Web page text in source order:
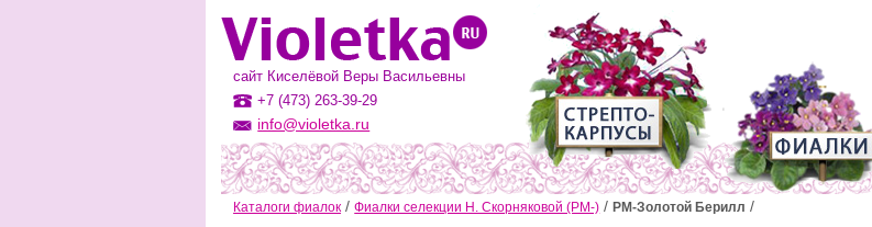
сайт Киселёвой Веры Васильевны
+7 (473) 263-39-29
info@violetka.ru
Каталоги фиалок Фиалки селекции Н. Скорняковой (РМ-) РМ-Золотой Берилл